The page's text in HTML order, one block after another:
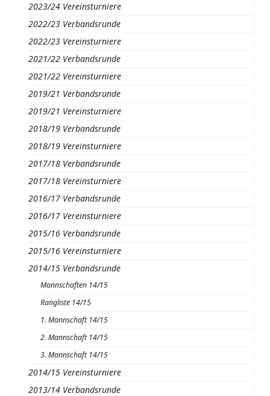
2023/24 Vereinsturniere
2022/23 Verbandsrunde
2022/23 Vereinsturniere
2021/22 Verbandsrunde
2021/22 Vereinsturniere
2019/21 Verbandsrunde
2019/21 Vereinsturniere
2018/19 Verbandsrunde
2018/19 Vereinsturniere
2017/18 Verbandsrunde
2017/18 Vereinsturniere
2016/17 Verbandsrunde
2016/17 Vereinsturniere
2015/16 Verbandsrunde
2015/16 Vereinsturniere
2014/15 Verbandsrunde
Mannschaften 14/15
Rangliste 14/15
1. Mannschaft 14/15
2. Mannschaft 14/15
3. Mannschaft 14/15
2014/15 Vereinsturniere
2013/14 Verbandsrunde